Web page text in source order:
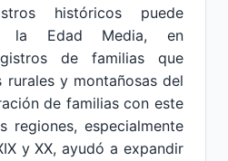
históricos puede
la Edad Media, en
de familias que
rurales y montañosas del
de familias con este
regiones, especialmente
y XX, ayudó a expandir